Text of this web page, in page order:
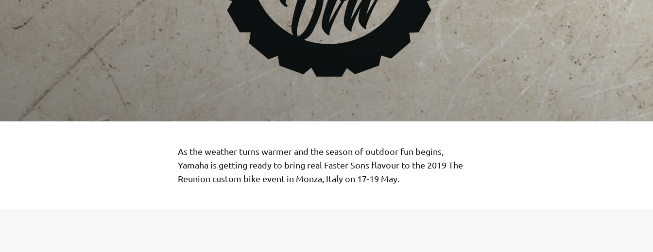
As the weather turns warmer and the season of outdoor fun begins,
Yamaha is getting ready to bring real Faster Sons flavour to the 2019 The
Reunion custom bike event in Monza, Italy on 17-19 May.